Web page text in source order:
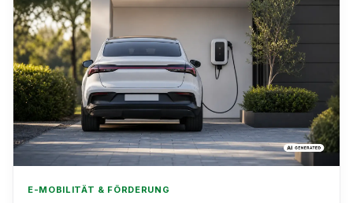
E-MOBILITÄT & FÖRDERUNG